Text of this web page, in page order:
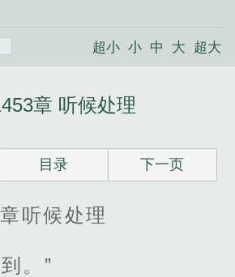
超小 小 中 大 超大
章 听候处理
目录 下一页
听候处理
。”